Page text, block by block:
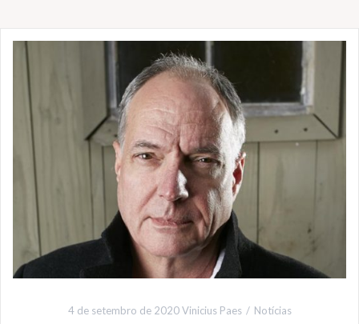
4 de setembro de 2020 Vinicius Paes Notícias